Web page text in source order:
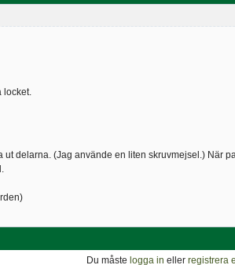
locket.
delarna. (Jag använde en liten skruvmejsel.) När
Du måste logga in eller registrera